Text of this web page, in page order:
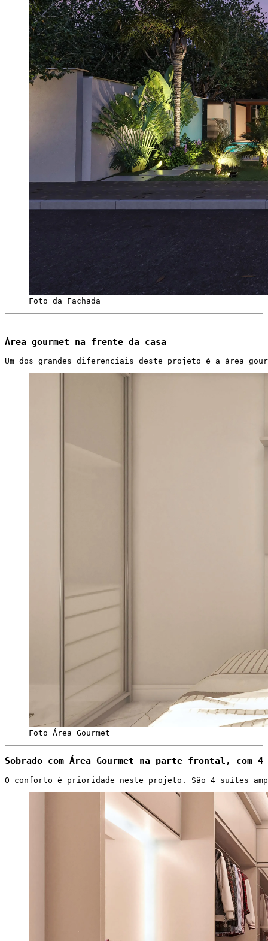
Foto da Fachada
Área gourmet na frente da casa
Um dos grandes diferenciais deste projeto é a área
Foto Área Gourmet
Sobrado com Área Gourmet na parte frontal, com
O conforto é prioridade neste projeto. São 4 suítes